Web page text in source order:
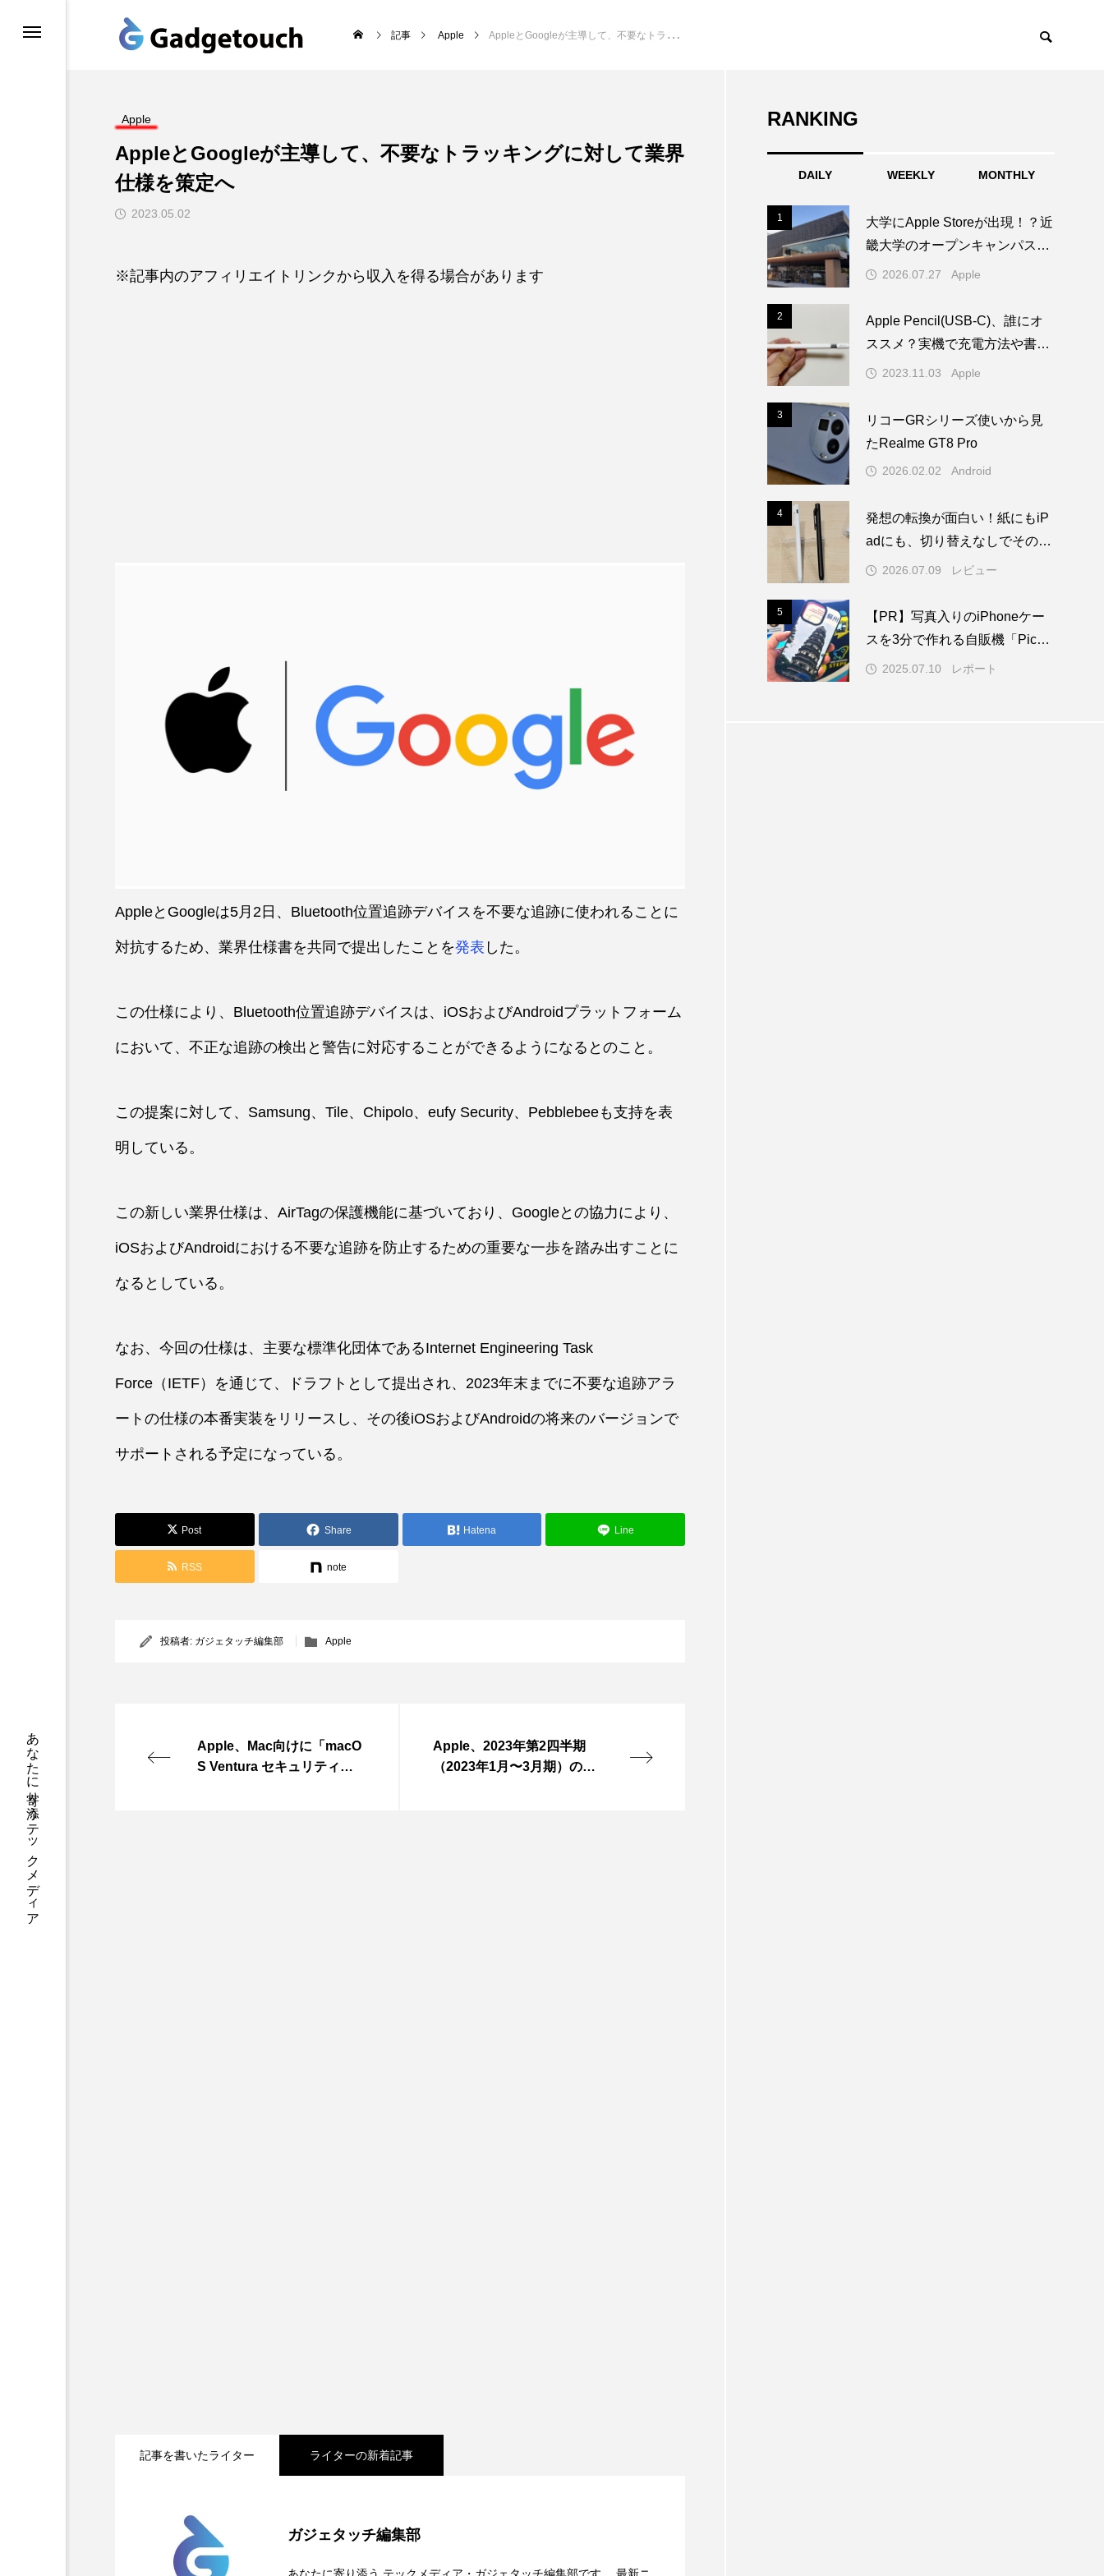
あなたに寄り添う テックメディア
記事 Apple AppleとGoogleが主導して、不要なトラッキングに対して業界仕様を策定へ
Apple
AppleとGoogleが主導して、不要なトラッキングに対して業界
仕様を策定へ
2023.05.02
※記事内のアフィリエイトリンクから収入を得る場合があります
AppleとGoogleは5月2日、Bluetooth位置追跡デバイスを不要な追跡に使われることに
対抗するため、業界仕様書を共同で提出したことを発表 した。
この仕様により、Bluetooth位置追跡デバイスは、iOSおよびAndroidプラットフォーム
において、不正な追跡の検出と警告に対応することができるようになるとのこと。
この提案に対して、Samsung、Tile、Chipolo、eufy Security、Pebblebeeも支持を表
明している。
この新しい業界仕様は、AirTagの保護機能に基づいており、Googleとの協力により、
iOSおよびAndroidにおける不要な追跡を防止するための重要な一歩を踏み出すことに
なるとしている。
なお、今回の仕様は、主要な標準化団体であるInternet Engineering Task
Force（IETF）を通じて、ドラフトとして提出され、2023年末までに不要な追跡アラ
ートの仕様の本番実装をリリースし、その後iOSおよびAndroidの将来のバージョンで
サポートされる予定になっている。
Post Share Hatena Line
RSS note
投稿者: ガジェタッチ編集部 Apple
Apple、Mac向けに「macO
S Ventura セキュリティ対
Apple、2023年第2四半期
（2023年1月〜3月期）の決
記事を書いたライター ライターの新着記事
ガジェタッチ編集部
2026.04.24
RANKING
DAILY WEEKLY MONTHLY
1
大学にApple Storeが出現！？近
畿大学のオープンキャンパスに
1日限りの特別なAppleブースが
2026.07.27 Apple
2
Apple Pencil(USB-C)、誰にオ
ススメ？実機で充電方法や書き
心地を試してみた！
2023.11.03 Apple
3
リコーGRシリーズ使いから見
たRealme GT8 Pro
2026.02.02 Android
4
発想の転換が面白い！紙にもiP
adにも、切り替えなしでそのま
ま書ける。ゼブラ「STYLUS 2
2026.07.09 レビュー
5
【PR】写真入りのiPhoneケー
スを3分で作れる自販機「PickM
e!Case」を使ってみた
2025.07.10 レポート